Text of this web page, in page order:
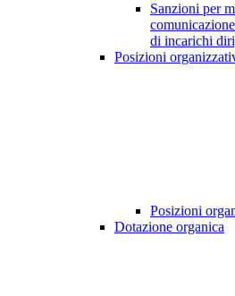
Sanzioni per
di incarichi
Posizioni
Posizioni
Dotazione organica